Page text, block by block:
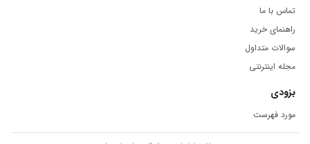
تماس با ما
راهنمای خرید
سوالات متداول
مجله اینترنتی
بزودی
مورد فهرست